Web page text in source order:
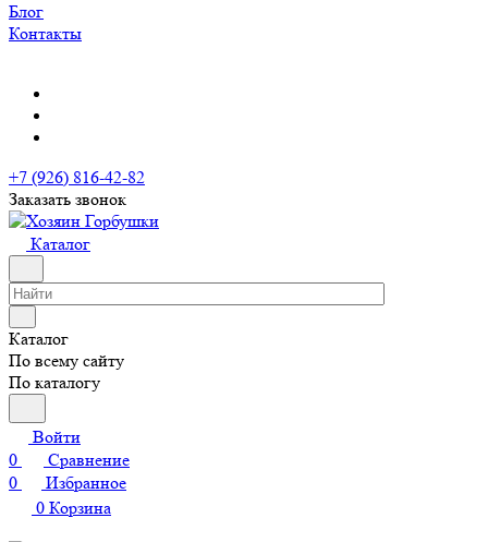
Блог
Контакты
+7 (926) 816-42-82
Заказать звонок
Каталог
Каталог
По всему сайту
По каталогу
Войти
0
Сравнение
0
Избранное
0 Корзина